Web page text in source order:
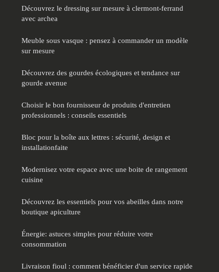
Découvrez le dressing sur mesure à clermont-ferrand
avec archea
Meuble sous vasque : pensez à commander un modèle
sur mesure
Découvrez des gourdes écologiques et tendance sur
gourde avenue
Choisir le bon fournisseur de produits d'entretien
professionnels : conseils essentiels
Bloc pour la boîte aux lettres : sécurité, design et
installationfaite
Modernisez votre espace avec une boite de rangement
cuisine
Découvrez les essentiels pour vos abeilles dans notre
boutique apiculture
Énergie: astuces simples pour réduire votre
consommation
Livraison fioul : comment bénéficier d'un service rapide